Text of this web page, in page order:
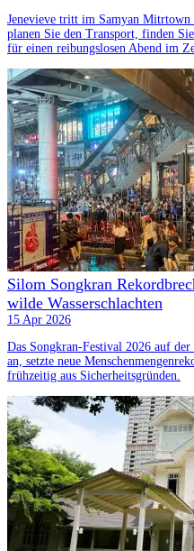
Jenevieve tritt im Samyan
planen Sie den Transport, finden
für einen reibungslosen Abend im
Silom Songkran
wilde Wasserschlachten
15 Apr 2026
Das Songkran-Festival 2026 auf
an, setzte neue
frühzeitig aus Sicherheitsgründen.